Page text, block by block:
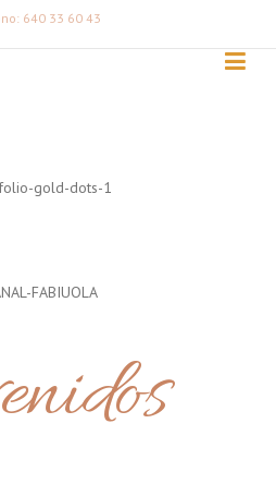
640 33 60 43